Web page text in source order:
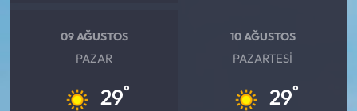
09 AĞUSTOS
PAZAR
29°
10 AĞUSTOS
PAZARTESI
29°